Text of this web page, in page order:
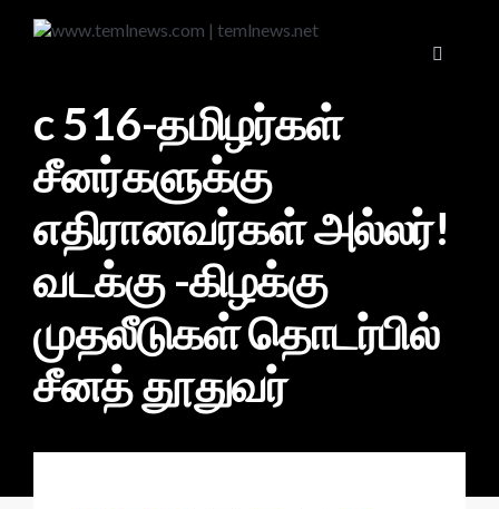
c 516-தமிழர்கள்
சீனர்களுக்கு
எதிரானவர்கள் அல்லர்!
வடக்கு -கிழக்கு
முதலீடுகள் தொடர்பில்
சீனத் தூதுவர்